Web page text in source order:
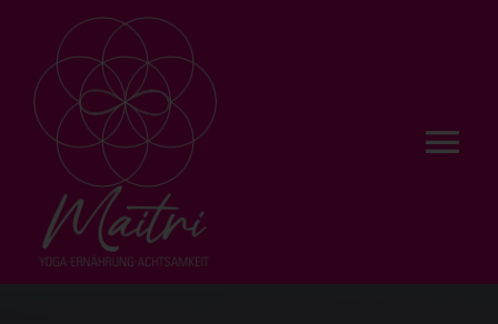
springen
Yoga